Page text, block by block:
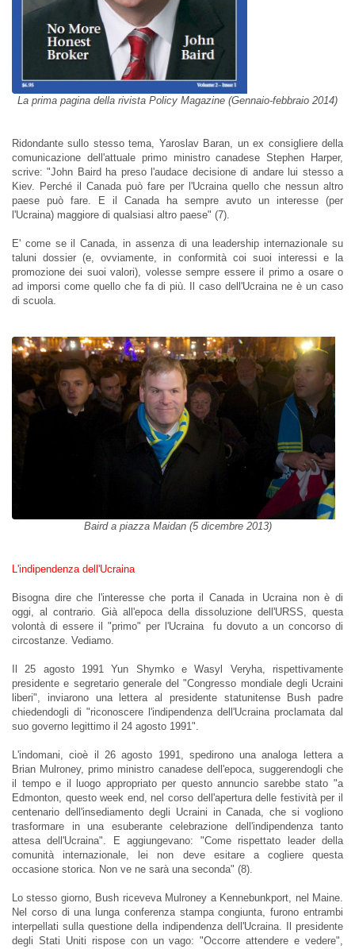
La prima pagina della rivista Policy Magazine (Gennaio-febbraio 2014)
Ridondante sullo stesso tema, Yaroslav Baran, un ex consigliere della
comunicazione dell'attuale primo ministro canadese Stephen Harper,
scrive: "John Baird ha preso l'audace decisione di andare lui stesso a
Kiev. Perché il Canada può fare per l'Ucraina quello che nessun altro
paese può fare. E il Canada ha sempre avuto un interesse (per
l'Ucraina) maggiore di qualsiasi altro paese" (7).
E' come se il Canada, in assenza di una leadership internazionale su
taluni dossier (e, ovviamente, in conformità coi suoi interessi e la
promozione dei suoi valori), volesse sempre essere il primo a osare o
ad imporsi come quello che fa di più. Il caso dell'Ucraina ne è un caso
di scuola.
Baird a piazza Maidan (5 dicembre 2013)
L'indipendenza dell'Ucraina
Bisogna dire che l'interesse che porta il Canada in Ucraina non è di
oggi, al contrario. Già all'epoca della dissoluzione dell'URSS, questa
volontà di essere il "primo" per l'Ucraina fu dovuto a un concorso di
circostanze. Vediamo.
Il 25 agosto 1991 Yun Shymko e Wasyl Veryha, rispettivamente
presidente e segretario generale del "Congresso mondiale degli Ucraini
liberi", inviarono una lettera al presidente statunitense Bush padre
chiedendogli di "riconoscere l'indipendenza dell'Ucraina proclamata dal
suo governo legittimo il 24 agosto 1991".
L'indomani, cioè il 26 agosto 1991, spedirono una analoga lettera a
Brian Mulroney, primo ministro canadese dell'epoca, suggerendogli che
il tempo e il luogo appropriato per questo annuncio sarebbe stato "a
Edmonton, questo week end, nel corso dell'apertura delle festività per il
centenario dell'insediamento degli Ucraini in Canada, che si vogliono
trasformare in una esuberante celebrazione dell'indipendenza tanto
attesa dell'Ucraina". E aggiungevano: "Come rispettato leader della
comunità internazionale, lei non deve esitare a cogliere questa
occasione storica. Non ve ne sarà una seconda" (8).
Lo stesso giorno, Bush riceveva Mulroney a Kennebunkport, nel Maine.
Nel corso di una lunga conferenza stampa congiunta, furono entrambi
interpellati sulla questione della indipendenza dell'Ucraina. Il presidente
degli Stati Uniti rispose con un vago: "Occorre attendere e vedere",